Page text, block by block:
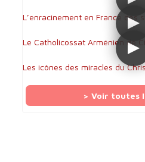
L’enracinement en France des
Le Catholicossat Arménien de
Les icônes des miracles du
> Voir toutes